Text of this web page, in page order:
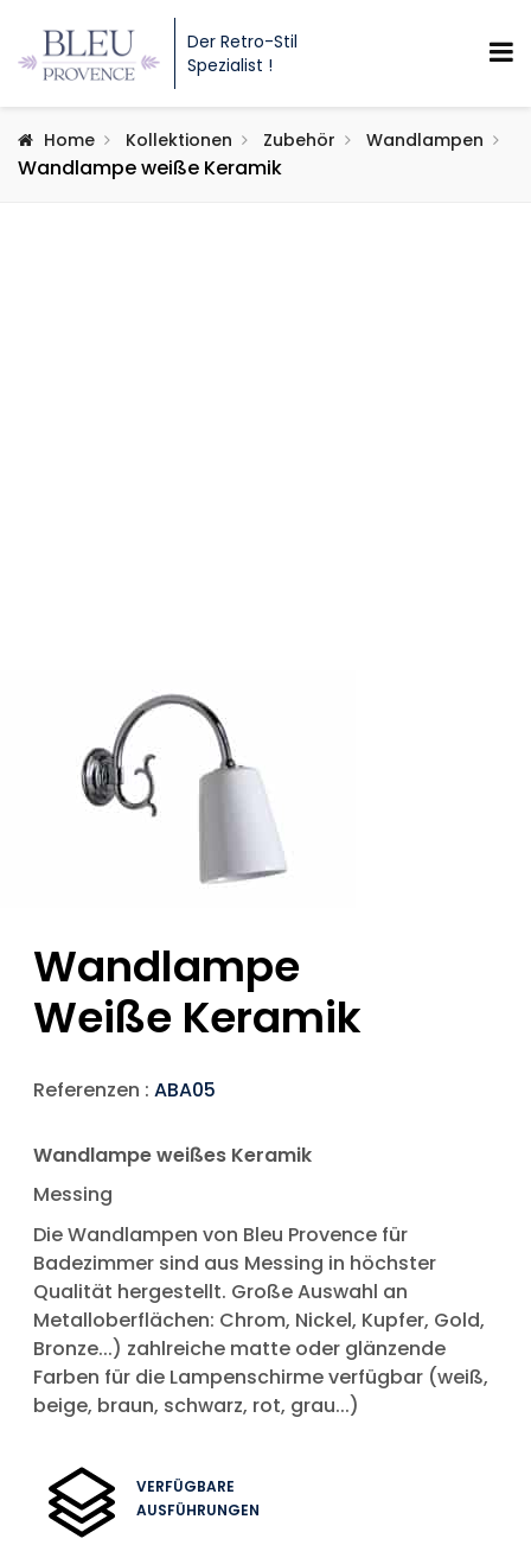
Der Retro-Stil
Spezialist !
Home Kollektionen Zubehör Wandlampen
Wandlampe weiße Keramik
Wandlampe
Weiße Keramik
Referenzen : ABA05
Wandlampe weißes Keramik
Messing
Die Wandlampen von Bleu Provence für
Badezimmer sind aus Messing in höchster
Qualität hergestellt. Große Auswahl an
Metalloberflächen: Chrom, Nickel, Kupfer, Gold,
Bronze...) zahlreiche matte oder glänzende
Farben für die Lampenschirme verfügbar (weiß,
beige, braun, schwarz, rot, grau...)
VERFÜGBARE
AUSFÜHRUNGEN